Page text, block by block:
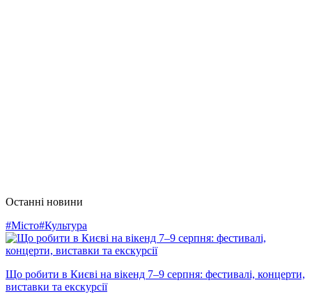
Останні новини
#Місто#Культура
Що робити в Києві на вікенд 7–9 серпня: фестивалі, концерти,
виставки та екскурсії